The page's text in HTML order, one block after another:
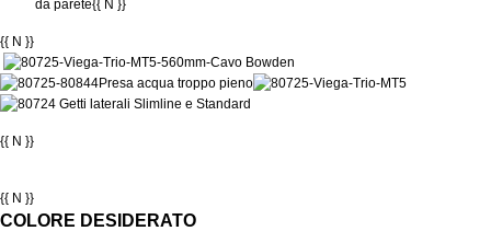
da parete{{ N }}
{{ N }}
{{ N }}
{{ N }}
COLORE DESIDERATO